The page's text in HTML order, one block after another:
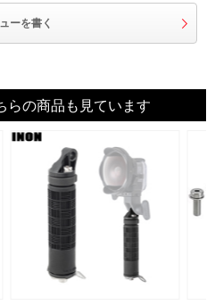
ーを書く
らの商品も見ています